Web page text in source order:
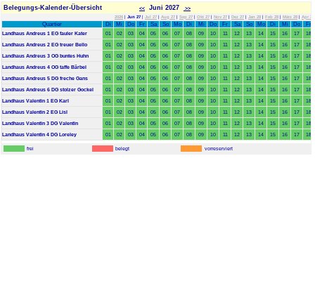
Belegungs-Kalender-Übersicht << Juni 2027 >>
2026 | Jun 27 | Jul 27 | Aug 27 | Sep 27 | Okt 27 | Nov 27 | Dez 27 | Jan 28 | Feb 28 | März 28 | Apr 28
Quartier Di Mi Do Fr Sa So Mo Di Mi Do Fr Sa So Mo Di Mi Do
Fr
Landhaus Andreus 1 EG fauler Kater
01 02 03 04 05 06 07 08 09 10 11 12 13 14 15 16 17
18
Landhaus Andreus 2 EG treuer Bello
01 02 03 04 05 06 07 08 09 10 11 12 13 14 15 16 17
18
Landhaus Andreus 3 OG buntes Huhn
01 02 03 04 05 06 07 08 09 10 11 12 13 14 15 16 17
18
Landhaus Andreus 4 OG taffe Bärbel
01 02 03 04 05 06 07 08 09 10 11 12 13 14 15 16 17
18
Landhaus Andreus 5 DG freche Gans
01 02 03 04 05 06 07 08 09 10 11 12 13 14 15 16 17
18
Landhaus Andreus 6 DG stolzer Gockel
01 02 03 04 05 06 07 08 09 10 11 12 13 14 15 16 17
18
Landhaus Valentin 1 EG Karl
01 02 03 04 05 06 07 08 09 10 11 12 13 14 15 16 17
18
Landhaus Valentin 2 EG Lisl
01 02 03 04 05 06 07 08 09 10 11 12 13 14 15 16 17
18
Landhaus Valentin 3 DG Valentin
01 02 03 04 05 06 07 08 09 10 11 12 13 14 15 16 17
18
Landhaus Valentin 4 DG Loreley
01 02 03 04 05 06 07 08 09 10 11 12 13 14 15 16 17 18
frei belegt vorreserviert